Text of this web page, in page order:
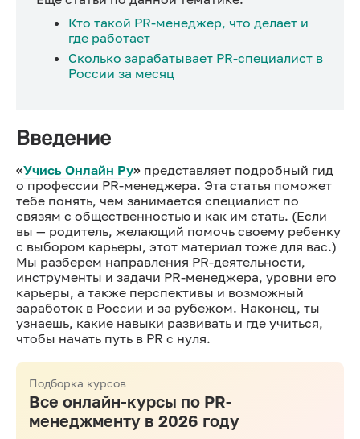
Кто такой PR-менеджер, что делает и
где работает
Сколько зарабатывает PR-специалист в
России за месяц
Введение
«Учись Онлайн Ру» представляет подробный гид
о профессии PR-менеджера. Эта статья поможет
тебе понять, чем занимается специалист по
связям с общественностью и как им стать. (Если
вы — родитель, желающий помочь своему ребенку
с выбором карьеры, этот материал тоже для вас.)
Мы разберем направления PR-деятельности,
инструменты и задачи PR-менеджера, уровни его
карьеры, а также перспективы и возможный
заработок в России и за рубежом. Наконец, ты
узнаешь, какие навыки развивать и где учиться,
чтобы начать путь в PR с нуля.
Подборка курсов
Все онлайн-курсы по PR-
менеджменту в 2026 году